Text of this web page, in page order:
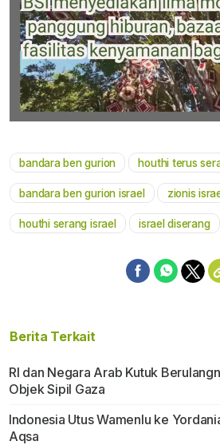
bandara ben gurion houthi terus
bandara ben gurion israel zionis
houthi serang israel israel diserang
Berita Terkait
RI dan Negara Arab Kutuk
Objek Sipil Gaza
Indonesia Utus Wamenlu ke
Aqsa